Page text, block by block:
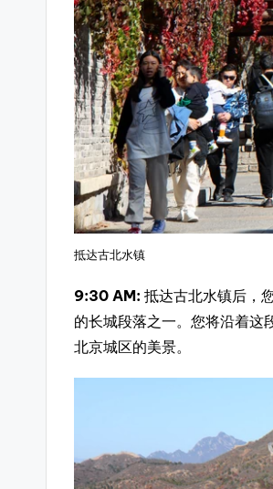
抵达古北水镇
9:30 AM: 抵达古北水镇后，
的长城段落之一。您将沿着这
北京城区的美景。